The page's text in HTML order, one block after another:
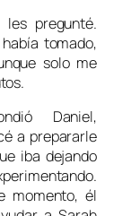
pregunté.
tomado,
solo me
Daniel,
a prepararle
iba dejando
momento, él